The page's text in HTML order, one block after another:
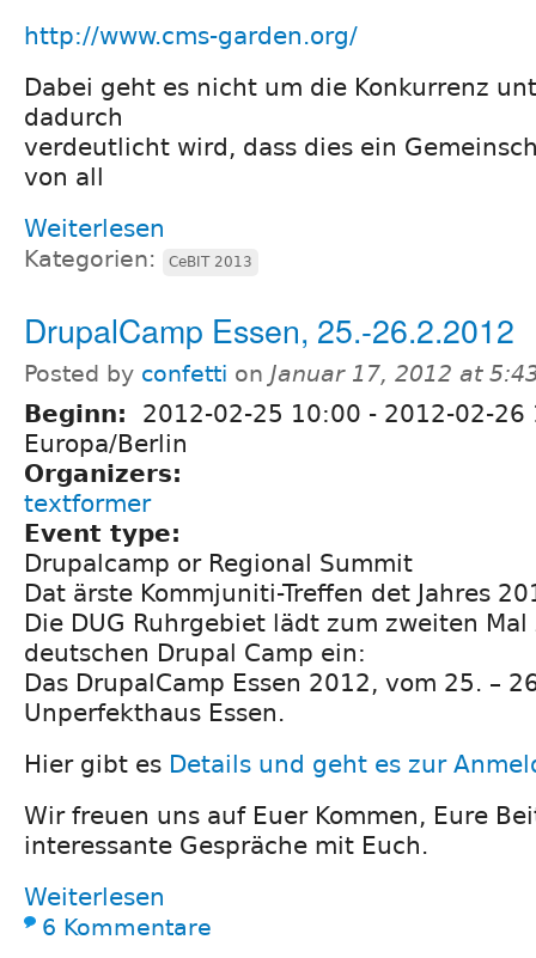
http://www.cms-garden.org/
Dabei geht es nicht um die Konkurrenz
dadurch
verdeutlicht wird, dass dies ein
von all
Weiterlesen
Kategorien: CeBIT 2013
DrupalCamp Essen, 25.-26.2.2012
Posted by confetti on Januar 17, 2012 at
Beginn: 2012-02-25 10:00 - 2012-02-26
Europa/Berlin
Organizers:
textformer
Event type:
Drupalcamp or Regional Summit
Dat ärste Kommjuniti-Treffen det Jahres
Die DUG Ruhrgebiet lädt zum zweiten
deutschen Drupal Camp ein:
Das DrupalCamp Essen 2012, vom 25. –
Unperfekthaus Essen.
Hier gibt es Details und geht es zur
Wir freuen uns auf Euer Kommen, Eure
interessante Gespräche mit Euch.
Weiterlesen
6 Kommentare